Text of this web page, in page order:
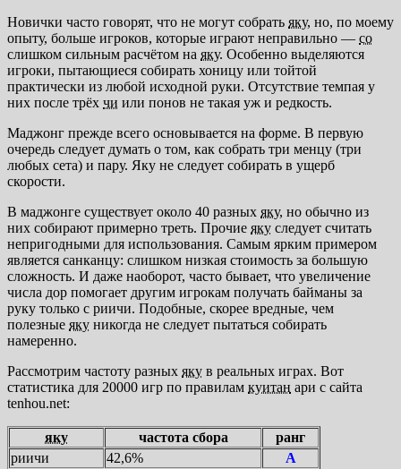
Новички часто говорят, что не могут собрать яку, но, по моему
опыту, больше игроков, которые играют неправильно — со
слишком сильным расчётом на яку. Особенно выделяются
игроки, пытающиеся собирать хоницу или тойтой
практически из любой исходной руки. Отсутствие темпая у
них после трёх чи или понов не такая уж и редкость.
Маджонг прежде всего основывается на форме. В первую
очередь следует думать о том, как собрать три менцу (три
любых сета) и пару. Яку не следует собирать в ущерб
скорости.
В маджонге существует около 40 разных яку, но обычно из
них собирают примерно треть. Прочие яку следует считать
непригодными для использования. Самым ярким примером
является санканцу: слишком низкая стоимость за большую
сложность. И даже наоборот, часто бывает, что увеличение
числа дор помогает другим игрокам получать байманы за
руку только с риичи. Подобные, скорее вредные, чем
полезные яку никогда не следует пытаться собирать
намеренно.
Рассмотрим частоту разных яку в реальных играх. Вот
статистика для 20000 игр по правилам куитан ари с сайта
tenhou.net:
яку частота сбора
ранг
риичи
42,6%
A